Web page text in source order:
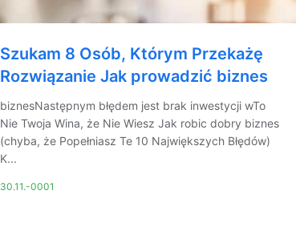
Szukam 8 Osób, Którym Przekażę
Rozwiązanie Jak prowadzić biznes
biznesNastępnym błędem jest brak inwestycji wTo
Nie Twoja Wina, że Nie Wiesz Jak robic dobry biznes
(chyba, że Popełniasz Te 10 Największych Błędów)
K...
30.11.-0001